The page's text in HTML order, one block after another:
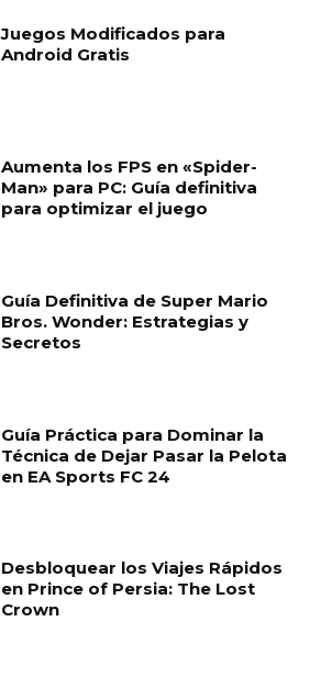
Juegos Modificados para
Android Gratis
Aumenta los FPS en «Spider-
Man» para PC: Guía definitiva
para optimizar el juego
Guía Definitiva de Super Mario
Bros. Wonder: Estrategias y
Secretos
Guía Práctica para Dominar la
Técnica de Dejar Pasar la Pelota
en EA Sports FC 24
Desbloquear los Viajes Rápidos
en Prince of Persia: The Lost
Crown